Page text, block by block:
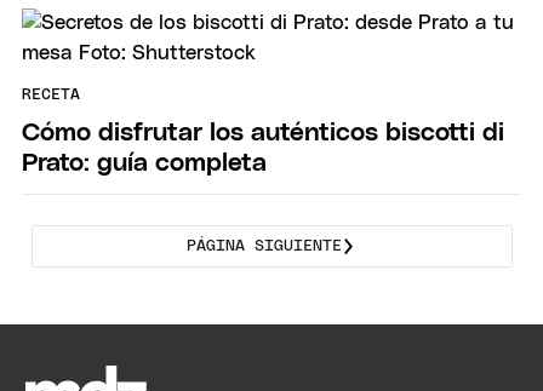
RECETA
Cómo disfrutar los auténticos biscotti di
Prato: guía completa
PÁGINA SIGUIENTE